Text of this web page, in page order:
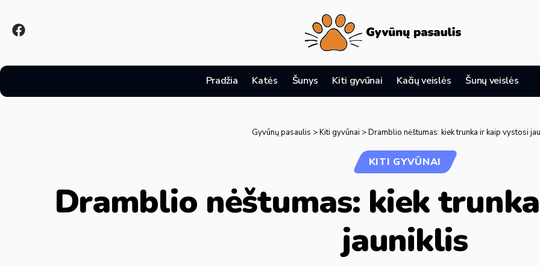
Pradžia Katės Šunys Kiti gyvūnai Kačių veislės Šunų veislės
Gyvūnų pasaulis >Kiti gyvūnai >Dramblio nėštumas: kiek trunka ir kaip vystosi
KITI GYVŪNAI
Dramblio nėštumas: kiek
jauniklis